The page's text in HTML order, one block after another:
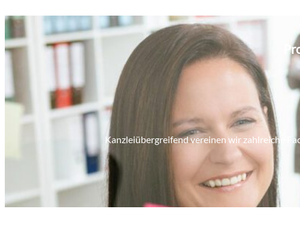
Kanzleiübergreifend vereinen wir zahlreiche